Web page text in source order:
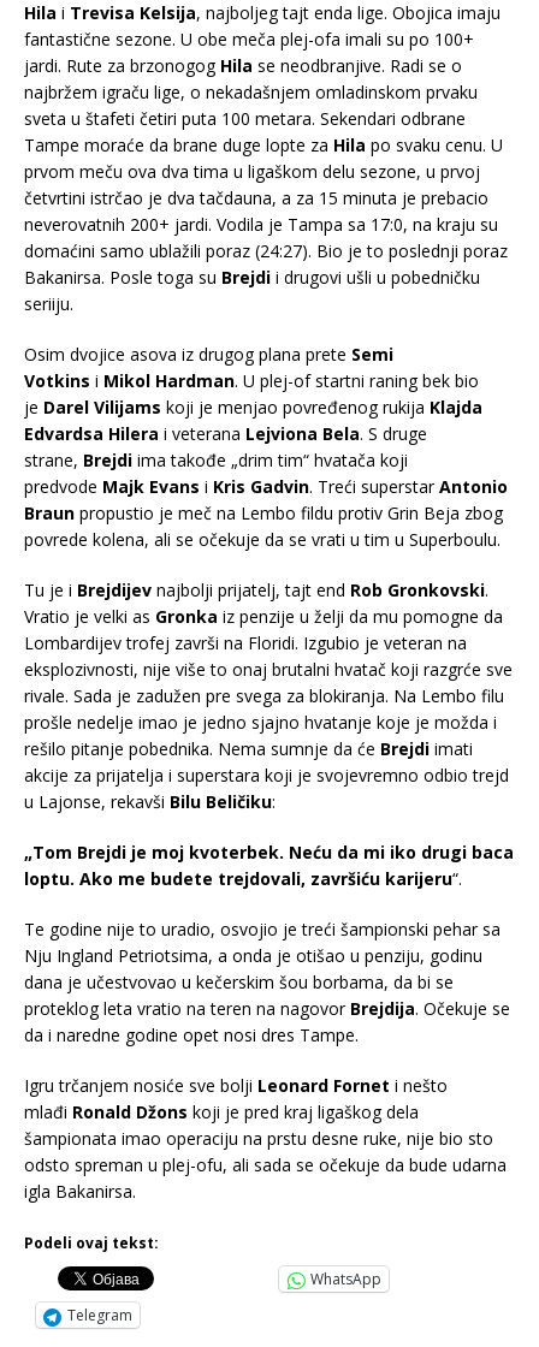
Hila i Trevisa Kelsija, najboljeg tajt enda lige. Obojica imaju
fantastične sezone. U obe meča plej-ofa imali su po 100+
jardi. Rute za brzonogog Hila se neodbranjive. Radi se o
najbržem igraču lige, o nekadašnjem omladinskom prvaku
sveta u štafeti četiri puta 100 metara. Sekendari odbrane
Tampe moraće da brane duge lopte za Hila po svaku cenu. U
prvom meču ova dva tima u ligaškom delu sezone, u prvoj
četvrtini istrčao je dva tačdauna, a za 15 minuta je prebacio
neverovatnih 200+ jardi. Vodila je Tampa sa 17:0, na kraju su
domaćini samo ublažili poraz (24:27). Bio je to poslednji poraz
Bakanirsa. Posle toga su Brejdi i drugovi ušli u pobedničku
seriiju.
Osim dvojice asova iz drugog plana prete Semi
Votkins i Mikol Hardman. U plej-of startni raning bek bio
je Darel Vilijams koji je menjao povređenog rukija Klajda
Edvardsa Hilera i veterana Lejviona Bela. S druge
strane, Brejdi ima takođe „drim tim“ hvatača koji
predvode Majk Evans i Kris Gadvin. Treći superstarAntonio
Braun propustio je meč na Lembo fildu protiv Grin Beja zbog
povrede kolena, ali se očekuje da se vrati u tim u Superboulu.
Tu je i Brejdijev najbolji prijatelj, tajt end Rob Gronkovski.
Vratio je velki as Gronka iz penzije u želji da mu pomogne da
Lombardijev trofej završi na Floridi. Izgubio je veteran na
eksplozivnosti, nije više to onaj brutalni hvatač koji razgrće sve
rivale. Sada je zadužen pre svega za blokiranja. Na Lembo filu
prošle nedelje imao je jedno sjajno hvatanje koje je možda i
rešilo pitanje pobednika. Nema sumnje da će Brejdi imati
akcije za prijatelja i superstara koji je svojevremno odbio trejd
u Lajonse, rekavši Bilu Beličiku:
„Tom Brejdi je moj kvoterbek. Neću da mi iko drugi baca
loptu. Ako me budete trejdovali, završiću karijeru“.
Te godine nije to uradio, osvojio je treći šampionski pehar sa
Nju Ingland Petriotsima, a onda je otišao u penziju, godinu
dana je učestvovao u kečerskim šou borbama, da bi se
proteklog leta vratio na teren na nagovor Brejdija. Očekuje se
da i naredne godine opet nosi dres Tampe.
Igru trčanjem nosiće sve bolji Leonard Fornet i nešto
mlađi Ronald Džons koji je pred kraj ligaškog dela
šampionata imao operaciju na prstu desne ruke, nije bio sto
odsto spreman u plej-ofu, ali sada se očekuje da bude udarna
igla Bakanirsa.
Podeli ovaj tekst:
WhatsApp
Telegram